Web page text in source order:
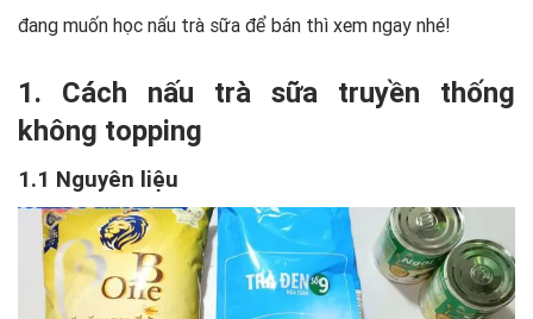
đang muốn học nấu trà sữa để bán thì xem ngay nhé!
1. Cách nấu trà sữa truyền thống
không topping
1.1 Nguyên liệu